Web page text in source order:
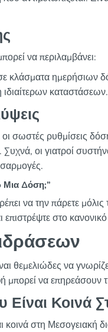
να περιλαμβάνει:
κλάσματα ημερήσιων
ιδιαίτερων καταστάσεων.
σωστές ρυθμίσεις
οι γιατροί
Δόση;”
να την πάρετε
στο
θεμελιώδες να
μπορεί να επηρεάσουν
Είναι Κοινά
κοινά στη